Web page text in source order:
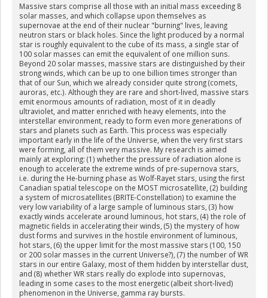
Massive stars comprise all those with an initial mass exceeding 8
solar masses, and which collapse upon themselves as
supernovae at the end of their nuclear "burning" lives, leaving
neutron stars or black holes. Since the light produced by a normal
star is roughly equivalent to the cube of its mass, a single star of
100 solar masses can emit the equivalent of one million suns.
Beyond 20 solar masses, massive stars are distinguished by their
strong winds, which can be up to one billion times stronger than
that of our Sun, which we already consider quite strong (comets,
auroras, etc.). Although they are rare and short-lived, massive stars
emit enormous amounts of radiation, most of it in deadly
ultraviolet, and matter enriched with heavy elements, into the
interstellar environment, ready to form even more generations of
stars and planets such as Earth. This process was especially
important early in the life of the Universe, when the very first stars
were forming, all of them very massive. My research is aimed
mainly at exploring: (1) whether the pressure of radiation alone is
enough to accelerate the extreme winds of pre-supernova stars,
i.e. during the He-burning phase as Wolf-Rayet stars, using the first
Canadian spatial telescope on the MOST microsatellite, (2) building
a system of microsatellites (BRITE-Constellation) to examine the
very low variability of a large sample of luminous stars, (3) how
exactly winds accelerate around luminous, hot stars, (4) the role of
magnetic fields in accelerating their winds, (5) the mystery of how
dust forms and survives in the hostile environment of luminous,
hot stars, (6) the upper limit for the most massive stars (100, 150
or 200 solar masses in the current Universe?), (7) the number of WR
stars in our entire Galaxy, most of them hidden by interstellar dust,
and (8) whether WR stars really do explode into supernovas,
leading in some cases to the most energetic (albeit short-lived)
phenomenon in the Universe, gamma ray bursts.